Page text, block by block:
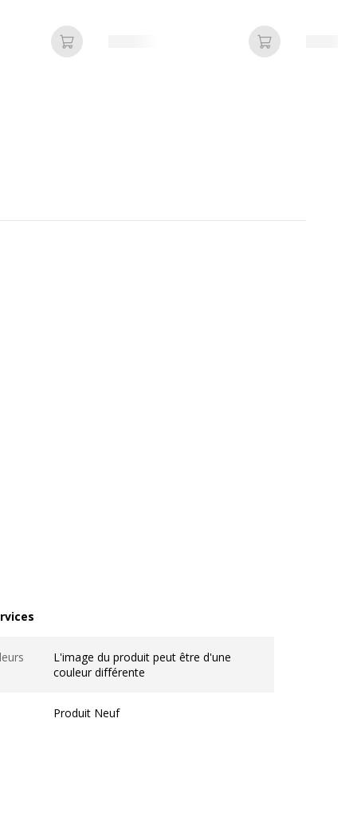
Ajouter au panier Ajouter au
L'image du produit peut être d'une
couleur différente
Produit Neuf